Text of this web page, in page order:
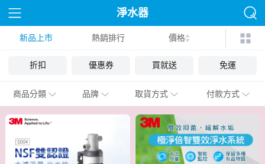
淨水器
新品上市 熱銷排行 價格
折扣 優惠券 買就送 免運
商品分類 品牌 取貨方式 付款方式